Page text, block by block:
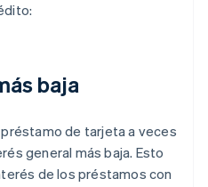
baja
de tarjeta a veces
general más baja. Esto
de los préstamos con